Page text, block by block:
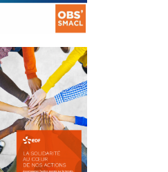
La
prévention
des conflits
d’intérêts
18 septembre 2023
FEUILLETER